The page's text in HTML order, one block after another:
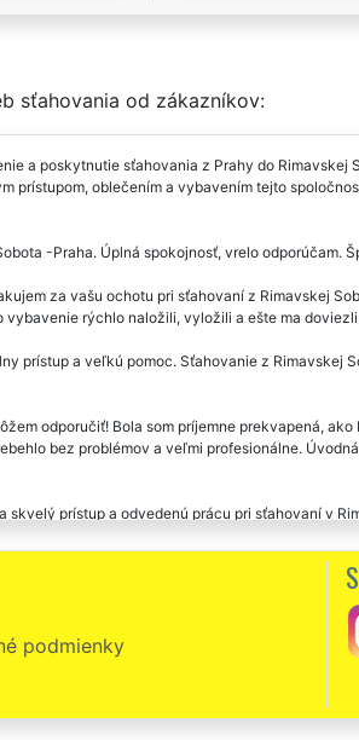
sťahovania od zákazníkov:
a poskytnutie sťahovania z Prahy do
prístupom, oblečením a vybavením tejto
-Praha. Úplná spokojnosť, vrelo odporúčam.
za vašu ochotu pri sťahovaní z Rimavskej
rýchlo naložili, vyložili a ešte ma
prístup a veľkú pomoc. Sťahovanie z Rimavskej
odporučiť! Bola som príjemne prekvapená,
bez problémov a veľmi profesionálne.
skvelý prístup a odvedenú prácu pri sťahovaní v
odsťahované bez problémov, páni sú milí a v
Jednoznačne odporúčam.
Soboty. Milí, ochotní ústretoví. Super servis i cena.
ochotní. Skutočne môžem vrelo odporučiť. Už
podmienky